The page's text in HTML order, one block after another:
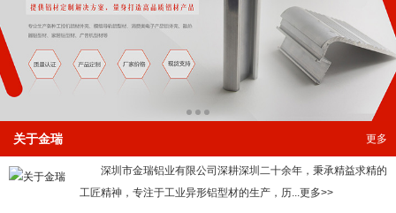
更多
关于金瑞
深圳市金瑞铝业有限公司深耕深圳二十余年，秉承精益求精的
工匠精神，专注于工业异形铝型材的生产，历...更多>>